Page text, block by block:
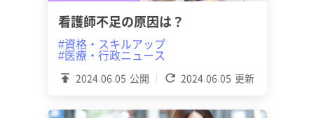
2024.06.05 公開 2024.06.05 更新
看護師不足の原因は？
#資格・スキルアップ
#医療・行政ニュース